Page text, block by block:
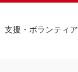
支援・ボランティア